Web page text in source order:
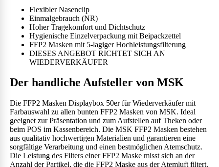
Flexibler Nasenclip
Einmalgebrauch (NR)
Hoher Tragekomfort und Dichtschutz
Hygienische Einzelverpackung mit Beipackzettel
FFP2 Masken mit 5-lagiger Hochleistungsfilterung
DIESES ANGEBOT RICHTET SICH AN
WIEDERVERKÄUFER
Der handliche Aufsteller von MSK
Die FFP2 Masken Displaybox 50er für Wiederverkäufer mit
Farbauswahl zu allen bunten FFP2 Masken von MSK. Ideal
geeignet zur Präsentation und zum Aufstellen auf Theken oder
beim POS im Kassenbereich. Die MSK FFP2 Masken bestehen
aus qualitativ hochwertigen Materialien und garantieren eine
sorgfältige Verarbeitung und einen bestmöglichen Atemschutz.
Die Leistung des Filters einer FFP2 Maske misst sich an der
Anzahl der Partikel, die die FFP2 Maske aus der Atemluft filtert.